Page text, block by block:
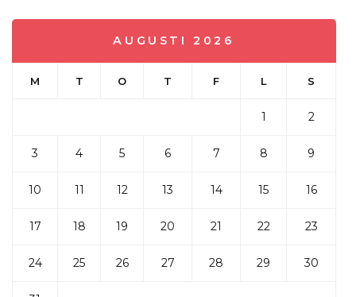
AUGUSTI 2026
M T O T F L S
1 2
3 4 5 6 7 8 9
10 11 12 13 14 15 16
17 18 19 20 21 22 23
24 25 26 27 28 29 30